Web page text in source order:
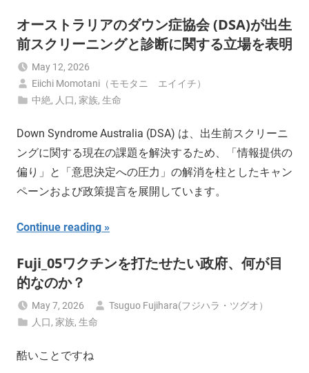
オーストラリアのダウン症協会 (DSA)が出生
前スクリーニングと診断に関する立場を表明
May 12, 2026
Eiichi Momotani（モモタニ エイイチ）
中絶, 人口,家族,生命
Down Syndrome Australia (DSA) は、出生前スクリーニ
ングに関する現在の課題を解決するため、「情報提供の
偏り」と「意思決定への圧力」の解消を柱としたキャン
ペーンおよび政策提言を展開しています。
Continue reading
Fuji_05ワクチンを打たせたい政府、何が目
的なのか？
May 7, 2026
Tsuguo Fujihara(フジハラ・ツグオ）
人口,家族,生命
酷いことですね